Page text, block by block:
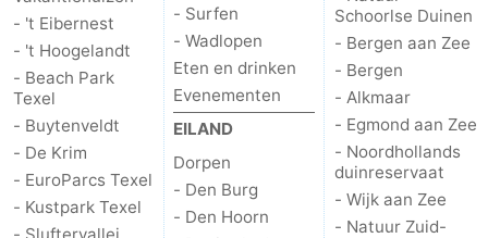
Zee
duinreservaat
Wijk
aan
Zee
-
Natuur
Zuid-
Kennermerland
Amsterdam
-
Haarlem
-
- 't Eibernest
- 't Hoogelandt
- Beach Park
Texel
- Buytenveldt
- De Krim
- EuroParcs Texel
- Kustpark Texel
- Surfen
- Wadlopen
Eten en drinken
Evenementen
EILAND
Dorpen
- Den Burg
- Den Hoorn
Schoorlse Duinen
- Bergen aan Zee
- Bergen
- Alkmaar
- Egmond aan Zee
- Noordhollands
duinreservaat
- Wijk aan Zee
- Natuur Zuid-